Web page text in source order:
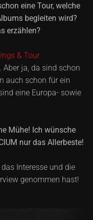
eine Tour, welche
begleiten wird?
erzählen?
& Tour
ja, da sind schon
auch schon für ein
eine Europa- sowie
Mühe! Ich wünsche
nur das Allerbeste!
Interesse und die
genommen hast!